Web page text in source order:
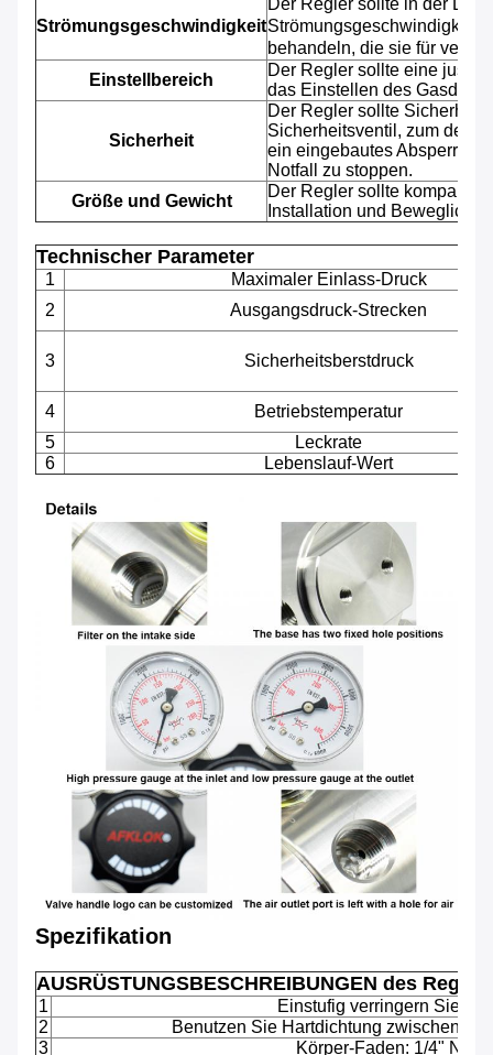
Strömungsgeschwindigkeit
Der Regler sollte in der
Strömungsgeschwindigkeit
behandeln, die sie für
Einstellbereich
Der Regler sollte eine
das Einstellen des
Sicherheit
Der Regler sollte
Sicherheitsventil, zum des
ein eingebautes
Notfall zu stoppen.
Größe und Gewicht
Der Regler sollte kompakt
Installation und
Technischer Parameter
1
Maximaler Einlass-Druck
2
Ausgangsdruck-Strecken
3 Sicherheitsberstdruck
4
Betriebstemperatur
5
Leckrate
6
Lebenslauf-Wert
Spezifikation
AUSRÜSTUNGSBESCHREIBUNGEN des
1
Einstufig verringern Sie
2
Benutzen Sie Hartdichtung zwischen
3
Körper-Faden: 1/4" NPT